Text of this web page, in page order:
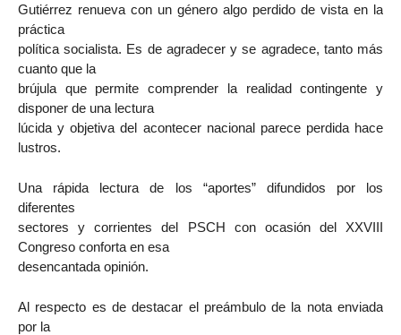
Gutiérrez renueva con un género algo perdido de vista en la
práctica
política socialista. Es de agradecer y se agradece, tanto más
cuanto que la
brújula que permite comprender la realidad contingente y
disponer de una lectura
lúcida y objetiva del acontecer nacional parece perdida hace
lustros.
Una rápida lectura de los “aportes” difundidos por los
diferentes
sectores y corrientes del PSCH con ocasión del XXVIII
Congreso conforta en esa
desencantada opinión.
Al respecto es de destacar el preámbulo de la nota enviada
por la